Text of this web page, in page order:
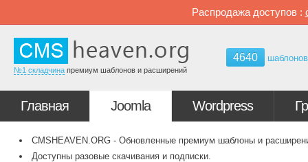
Распродажа доступов :
№1 складчина премиум шаблонов и расширений
4640 шаблонов
Главная Joomla Wordpress
CMSHEAVEN.ORG - Обновленные премиум шаблоны и
Доступны разовые скачивания и подписки.